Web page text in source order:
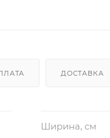
ДОСТАВКА
Ширина, см